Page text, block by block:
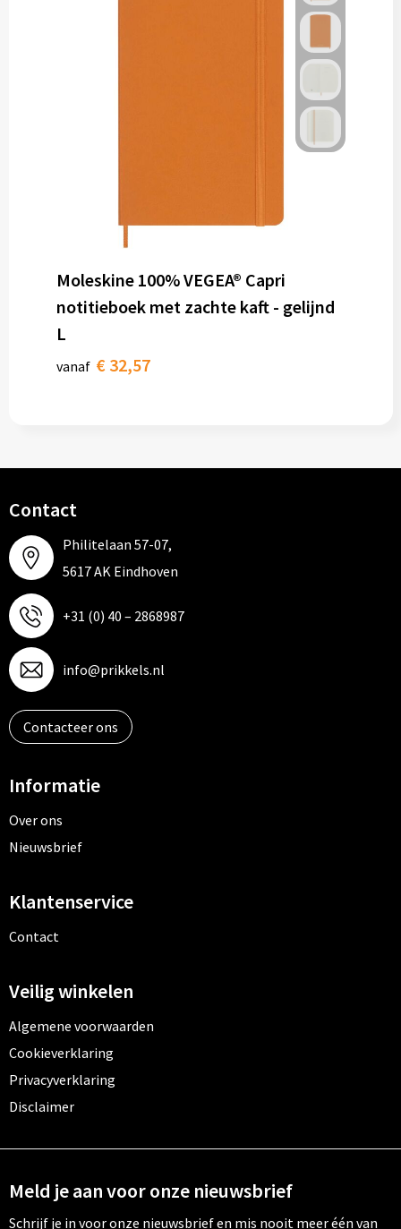
Moleskine 100% VEGEA® Capri
notitieboek met zachte kaft - gelijnd
L
vanaf € 32,57
Contact
Philitelaan 57-07,
5617 AK Eindhoven
+31 (0) 40 – 2868987
info@prikkels.nl
Contacteer ons
Informatie
Over ons
Nieuwsbrief
Klantenservice
Contact
Veilig winkelen
Algemene voorwaarden
Cookieverklaring
Privacyverklaring
Disclaimer
Meld je aan voor onze nieuwsbrief
Schrijf je in voor onze nieuwsbrief en mis nooit meer één van